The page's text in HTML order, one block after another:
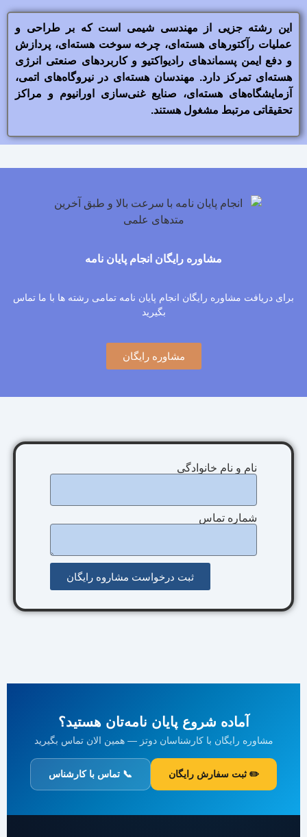
این رشته جزیی از مهندسی شیمی است که بر طراحی و
عملیات رآکتورهای هسته‌ای، چرخه سوخت هسته‌ای، پردازش
و دفع ایمن پسماندهای رادیواکتیو و کاربردهای صنعتی انرژی
هسته‌ای تمرکز دارد. مهندسان هسته‌ای در نیروگاه‌های اتمی،
آزمایشگاه‌های هسته‌ای، صنایع غنی‌سازی اورانیوم و مراکز
تحقیقاتی مرتبط مشغول هستند.
مشاوره رایگان انجام پایان نامه
برای دریافت مشاوره رایگان انجام پایان نامه تمامی رشته ها با ما تماس
بگیرید
مشاوره رایگان
نام و نام خانوادگی
شماره تماس
ثبت درخواست مشاروه رایگان
آماده شروع پایان نامه‌تان هستید؟
مشاوره رایگان با کارشناسان دوتز — همین الان تماس بگیرید
✏️ ثبت سفارش رایگان 📞 تماس با کارشناس